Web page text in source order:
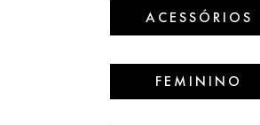
ACESSÓRIOS
FEMININO